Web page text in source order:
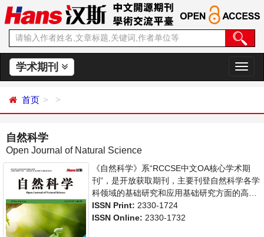
学术期刊
切
换
首页
自然科学
Open Journal of Natural Science
《自然科学》系“RCCSE中文OA核心学术期
刊”，是开放获取期刊，主要刊登自然科学各学
科领域的基础研究和应用基础研究方面的高水
平、有创造性和重要意义的最新研究成果论
文。本刊支持思想创新、学术创新，倡导科
ISSN Print: 2330-1724
ISSN Online: 2330-1732